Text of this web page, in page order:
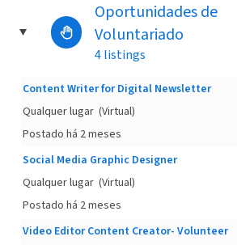
Oportunidades de
Voluntariado
4 listings
Content Writer for Digital Newsletter
Qualquer lugar (Virtual)
Postado há 2 meses
Social Media Graphic Designer
Qualquer lugar (Virtual)
Postado há 2 meses
Video Editor Content Creator- Volunteer